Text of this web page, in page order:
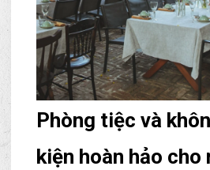
Phòng tiệc và
kiện hoàn hảo cho